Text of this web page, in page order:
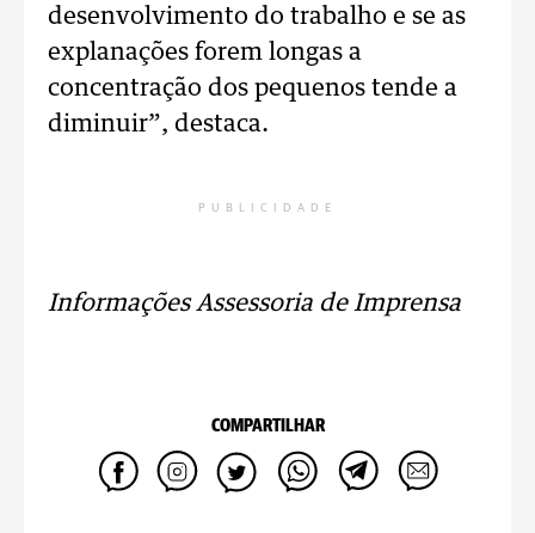
desenvolvimento do trabalho e se as
explanações forem longas a
concentração dos pequenos tende a
diminuir”, destaca.
PUBLICIDADE
Informações Assessoria de Imprensa
COMPARTILHAR